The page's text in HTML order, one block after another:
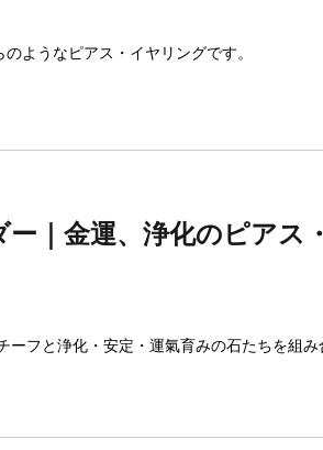
ようなピアス・イヤリングです。
ー｜金運、浄化のピアス
ーフと浄化・安定・運氣育みの石たちを組